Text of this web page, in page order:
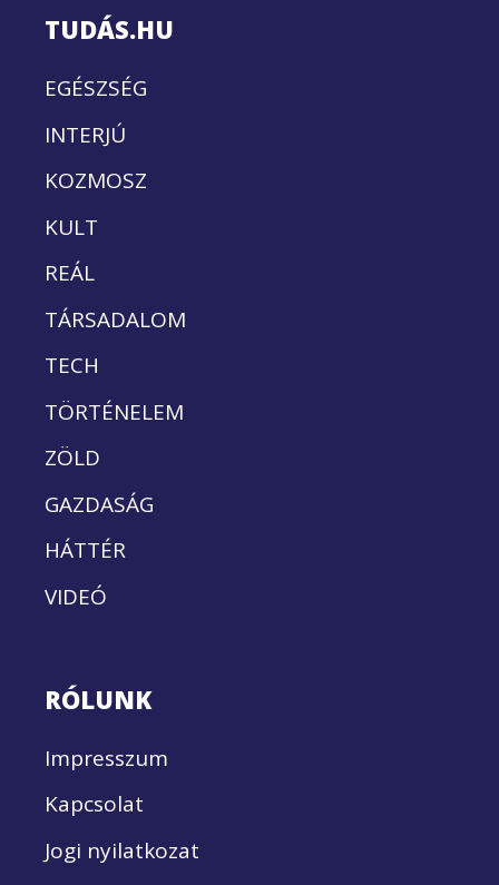
TUDÁS.HU
EGÉSZSÉG
INTERJÚ
KOZMOSZ
KULT
REÁL
TÁRSADALOM
TECH
TÖRTÉNELEM
ZÖLD
GAZDASÁG
HÁTTÉR
VIDEÓ
RÓLUNK
Impresszum
Kapcsolat
Jogi nyilatkozat